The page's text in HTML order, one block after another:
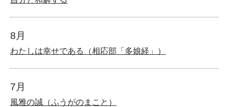
8月
わたしは幸せである（相応部「多娘経」）
7月
風雅の誠（ふうがのまこと）